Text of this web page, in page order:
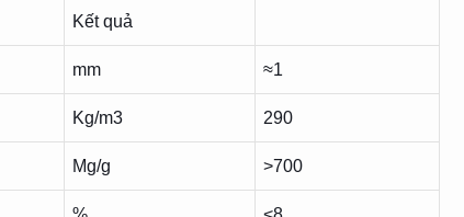
Kết quả
mm ≈1
Kg/m3 290
Mg/g >700